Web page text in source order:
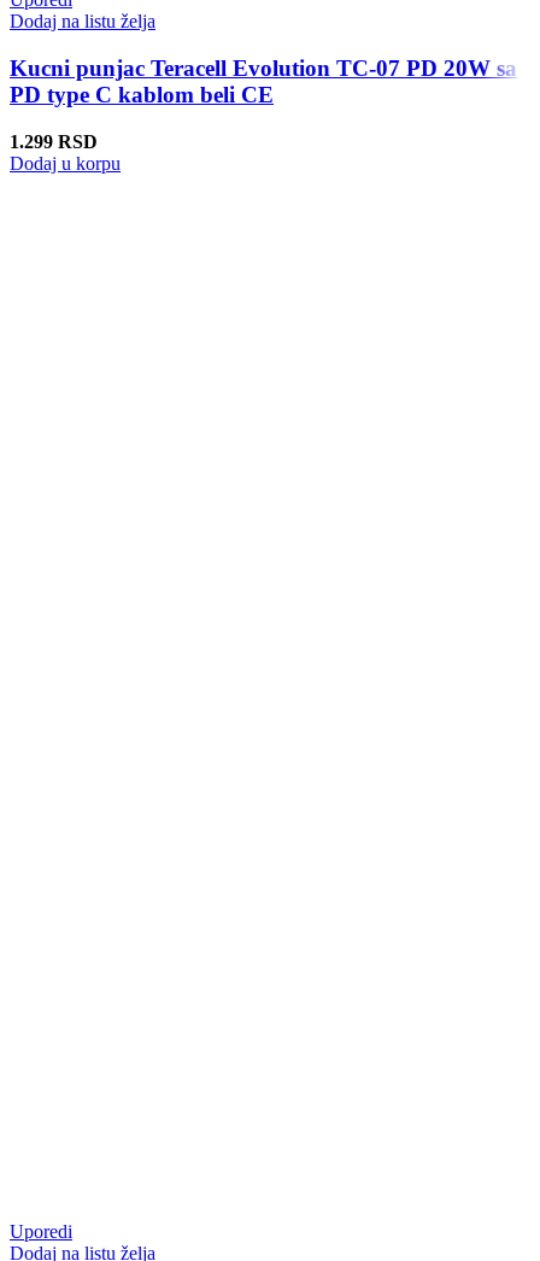
Dodaj na listu želja
Kucni punjac Teracell Evolution TC-07 PD 20W sa
PD type C kablom beli CE
1.299 RSD
Dodaj u korpu
Uporedi
Dodaj na listu želja